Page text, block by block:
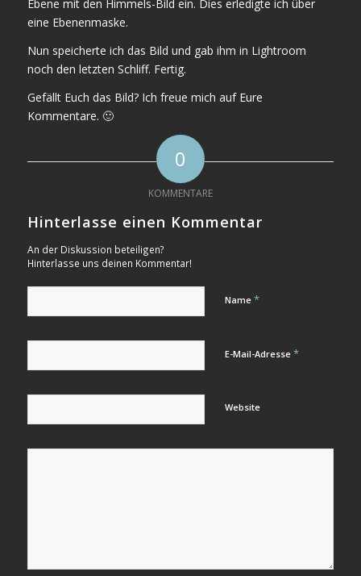
Ebene mit den Himmels-Bild ein. Dies erledigte ich über
eine Ebenenmaske.
Nun speicherte ich das Bild und gab ihm in Lightroom
noch den letzten Schliff. Fertig.
Gefällt Euch das Bild? Ich freue mich auf Eure
Kommentare. 🙂
0
KOMMENTARE
Hinterlasse einen Kommentar
An der Diskussion beteiligen?
Hinterlasse uns deinen Kommentar!
Name *
E-Mail-Adresse *
Website